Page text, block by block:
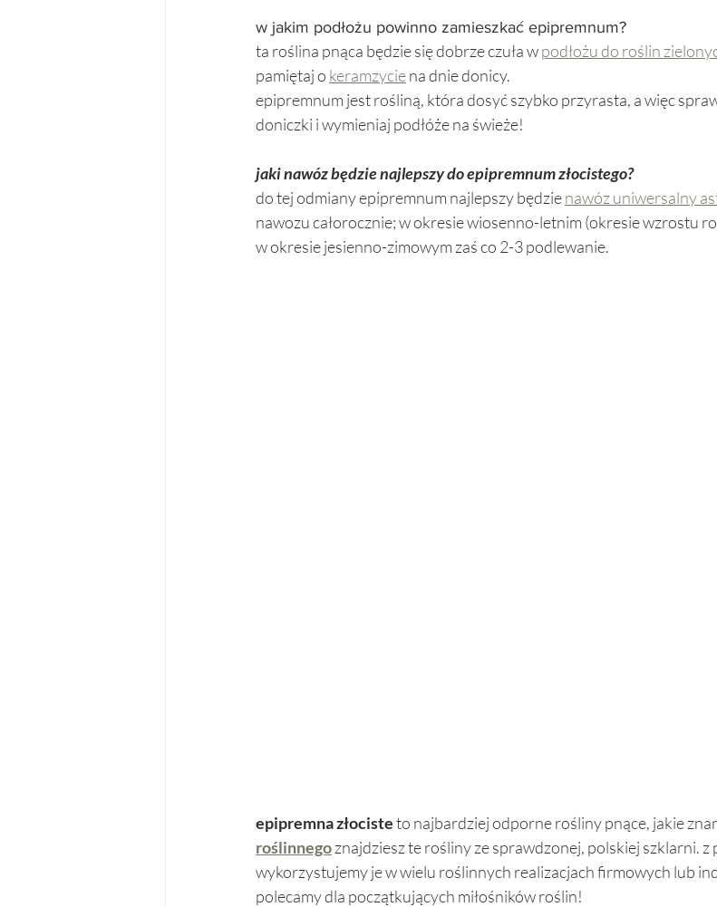
w jakim podłożu powinno zamieszkać epipremnum?
ta roślina pnąca będzie się dobrze czuła w podłożu do roślin
pamiętaj o keramzycie na dnie donicy.
epipremnum jest rośliną, która dosyć szybko przyrasta, a więc
doniczki i wymieniaj podłóże na świeże!
jaki nawóz będzie najlepszy do epipremnum złocistego?
do tej odmiany epipremnum najlepszy będzie nawóz uniwersalny
nawozu całorocznie; w okresie wiosenno-letnim (okresie wzrostu
w okresie jesienno-zimowym zaś co 2-3 podlewanie.
epipremna złociste to najbardziej odporne rośliny pnące, jakie
roślinnegoznajdziesz te rośliny ze sprawdzonej, polskiej szklarni. z
wykorzystujemy je w wielu roślinnych realizacjach firmowych lub
polecamy dla początkujących miłośników roślin!